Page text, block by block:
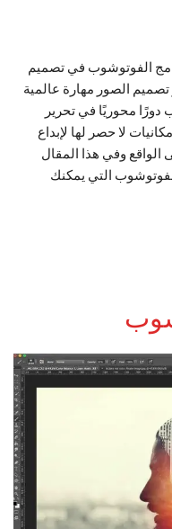
الفوتوشوب في تصميم
الصور مهارة عالمية
محوريًا في تحرير
لا حصر لها لإبداع
وفي هذا المقال
التي يمكنك